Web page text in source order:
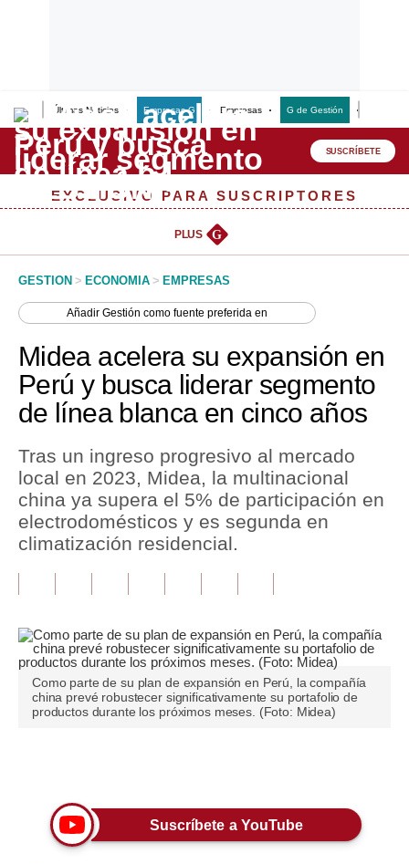
Últimas Noticias Empresas G Empresas G de Gestión
Lo último
Peru Quiosco
Management & Empleo
Perú
Política
Finanzas Personales
Inmobiliarias
Plus G
Pregunta de hoy
Blogs
Viajes
Moda
SUSCRÍBETE
EXCLUSIVO PARA SUSCRIPTORES
PLUS G
GESTION > ECONOMIA > EMPRESAS
AñadirGestión como fuente preferida en
Midea acelera su expansión en
Perú y busca liderar segmento
de línea blanca en cinco años
Tras un ingreso progresivo al mercado
local en 2023, Midea, la multinacional
china ya supera el 5% de participación en
electrodomésticos y es segunda en
climatización residencial.
Como parte de su plan de expansión en Perú, la compañía
china prevé robustecer significativamente su portafolio de
productos durante los próximos meses. (Foto: Midea)
Suscríbete a YouTube